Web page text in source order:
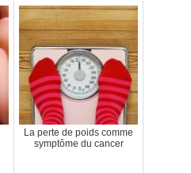
La perte de poids comme
symptôme du cancer